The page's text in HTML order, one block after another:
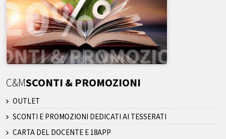
C&MSCONTI & PROMOZIONI
OUTLET
SCONTI E PROMOZIONI DEDICATI AI TESSERATI
CARTA DEL DOCENTE E 18APP